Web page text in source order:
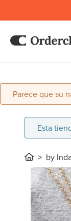
Parece que su
Esta
by